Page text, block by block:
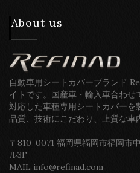
About us
自動車用シートカバーブランド
イトです。国産車・輸入車合わ
対応した車種専用シートカバーを
品質、技術にこだわり、上質な車
〒810-0071 福岡県福岡市福岡市
ル3F
MAIL info@refinad.com